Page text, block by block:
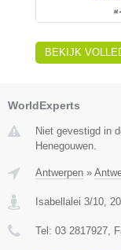
BEKIJK
WorldExperts
Niet gevestigd in
Henegouwen.
Antwerpen »
Isabellalei 3/10
Tel: 03 2817927 ,